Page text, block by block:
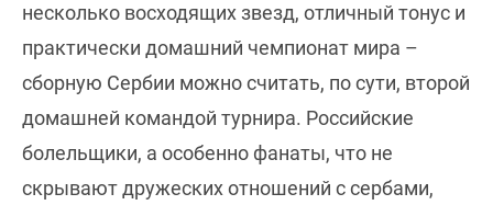
несколько восходящих звезд, отличный тонус и
практически домашний чемпионат мира –
сборную Сербии можно считать, по сути, второй
домашней командой турнира. Российские
болельщики, а особенно фанаты, что не
скрывают дружеских отношений с сербами,